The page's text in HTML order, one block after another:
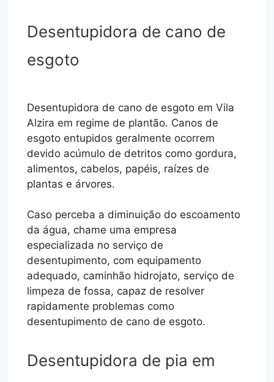
Desentupidora de cano de
esgoto
Desentupidora de cano de esgoto em Vila
Alzira em regime de plantão. Canos de
esgoto entupidos geralmente ocorrem
devido acúmulo de detritos como gordura,
alimentos, cabelos, papéis, raízes de
plantas e árvores.
Caso perceba a diminuição do escoamento
da água, chame uma empresa
especializada no serviço de
desentupimento, com equipamento
adequado, caminhão hidrojato, serviço de
limpeza de fossa, capaz de resolver
rapidamente problemas como
desentupimento de cano de esgoto.
Desentupidora de pia em